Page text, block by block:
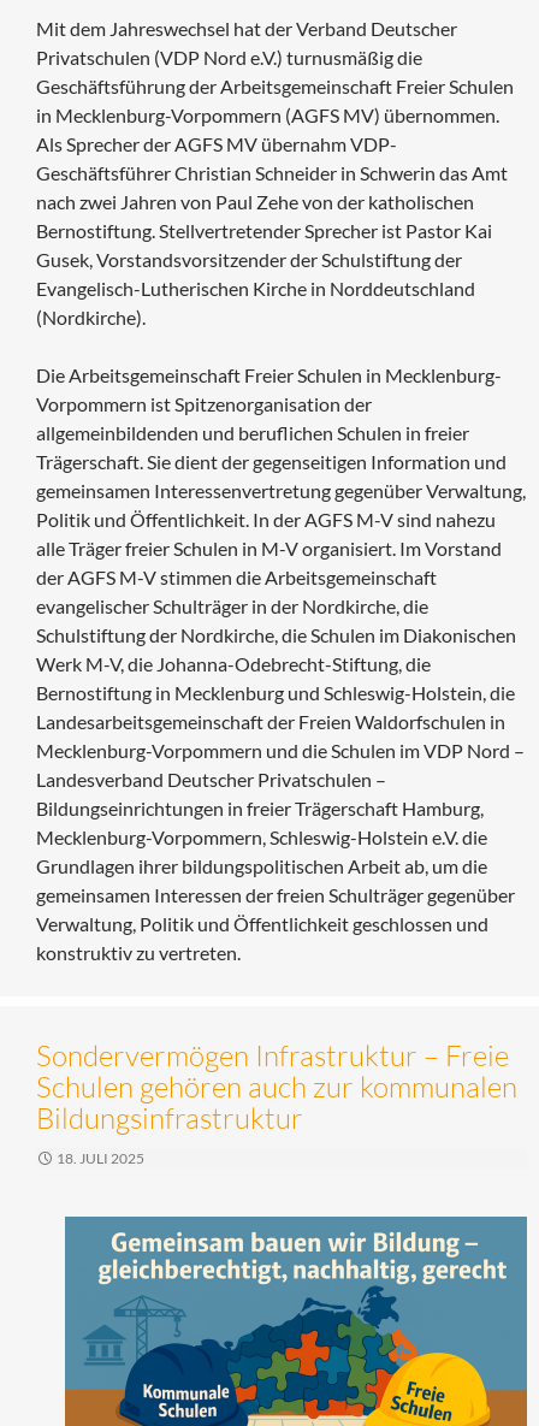
Mit dem Jahreswechsel hat der Verband Deutscher
Privatschulen (VDP Nord e.V.) turnusmäßig die
Geschäftsführung der Arbeitsgemeinschaft Freier Schulen
in Mecklenburg-Vorpommern (AGFS MV) übernommen.
Als Sprecher der AGFS MV übernahm VDP-
Geschäftsführer Christian Schneider in Schwerin das Amt
nach zwei Jahren von Paul Zehe von der katholischen
Bernostiftung. Stellvertretender Sprecher ist Pastor Kai
Gusek, Vorstandsvorsitzender der Schulstiftung der
Evangelisch-Lutherischen Kirche in Norddeutschland
(Nordkirche).
Die Arbeitsgemeinschaft Freier Schulen in Mecklenburg-
Vorpommern ist Spitzenorganisation der
allgemeinbildenden und beruflichen Schulen in freier
Trägerschaft. Sie dient der gegenseitigen Information und
gemeinsamen Interessenvertretung gegenüber Verwaltung,
Politik und Öffentlichkeit. In der AGFS M-V sind nahezu
alle Träger freier Schulen in M-V organisiert. Im Vorstand
der AGFS M-V stimmen die Arbeitsgemeinschaft
evangelischer Schulträger in der Nordkirche, die
Schulstiftung der Nordkirche, die Schulen im Diakonischen
Werk M-V, die Johanna-Odebrecht-Stiftung, die
Bernostiftung in Mecklenburg und Schleswig-Holstein, die
Landesarbeitsgemeinschaft der Freien Waldorfschulen in
Mecklenburg-Vorpommern und die Schulen im VDP Nord –
Landesverband Deutscher Privatschulen –
Bildungseinrichtungen in freier Trägerschaft Hamburg,
Mecklenburg-Vorpommern, Schleswig-Holstein e.V. die
Grundlagen ihrer bildungspolitischen Arbeit ab, um die
gemeinsamen Interessen der freien Schulträger gegenüber
Verwaltung, Politik und Öffentlichkeit geschlossen und
konstruktiv zu vertreten.
Sondervermögen Infrastruktur – Freie
Schulen gehören auch zur kommunalen
Bildungsinfrastruktur
18. JULI 2025